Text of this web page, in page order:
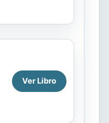
Ver Libro